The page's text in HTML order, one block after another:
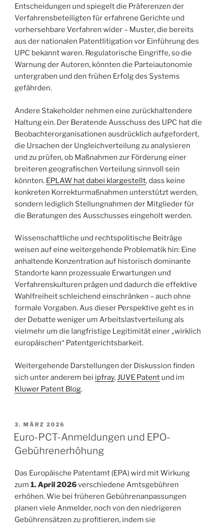
Entscheidungen und spiegelt die Präferenzen der
Verfahrensbeteiligten für erfahrene Gerichte und
vorhersehbare Verfahren wider – Muster, die bereits
aus der nationalen Patentlitigation vor Einführung des
UPC bekannt waren. Regulatorische Eingriffe, so die
Warnung der Autoren, könnten die Parteiautonomie
untergraben und den frühen Erfolg des Systems
gefährden.
Andere Stakeholder nehmen eine zurückhaltendere
Haltung ein. Der Beratende Ausschuss des UPC hat die
Beobachterorganisationen ausdrücklich aufgefordert,
die Ursachen der Ungleichverteilung zu analysieren
und zu prüfen, ob Maßnahmen zur Förderung einer
breiteren geografischen Verteilung sinnvoll sein
könnten. EPLAW hat dabei klargestellt, dass keine
konkreten Korrekturmaßnahmen unterstützt werden,
sondern lediglich Stellungnahmen der Mitglieder für
die Beratungen des Ausschusses eingeholt werden.
Wissenschaftliche und rechtspolitische Beiträge
weisen auf eine weitergehende Problematik hin: Eine
anhaltende Konzentration auf historisch dominante
Standorte kann prozessuale Erwartungen und
Verfahrenskulturen prägen und dadurch die effektive
Wahlfreiheit schleichend einschränken – auch ohne
formale Vorgaben. Aus dieser Perspektive geht es in
der Debatte weniger um Arbeitslastverteilung als
vielmehr um die langfristige Legitimität einer „wirklich
europäischen“ Patentgerichtsbarkeit.
Weitergehende Darstellungen der Diskussion finden
sich unter anderem bei ipfray,JUVE Patent und im
Kluwer Patent Blog.
VERÖFFENTLICHT
AM
3. MÄRZ 2026
Euro-PCT-Anmeldungen und EPO-
Gebührenerhöhung
Das Europäische Patentamt (EPA) wird mit Wirkung
zum 1. April 2026verschiedene Amtsgebühren
erhöhen. Wie bei früheren Gebührenanpassungen
planen viele Anmelder, noch von den niedrigeren
Gebührensätzen zu profitieren, indem sie